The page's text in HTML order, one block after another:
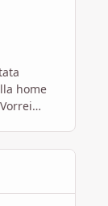
home